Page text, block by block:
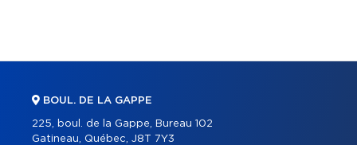
BOUL. DE LA GAPPE
225, boul. de la Gappe, Bureau 102
Gatineau, Québec, J8T 7Y3